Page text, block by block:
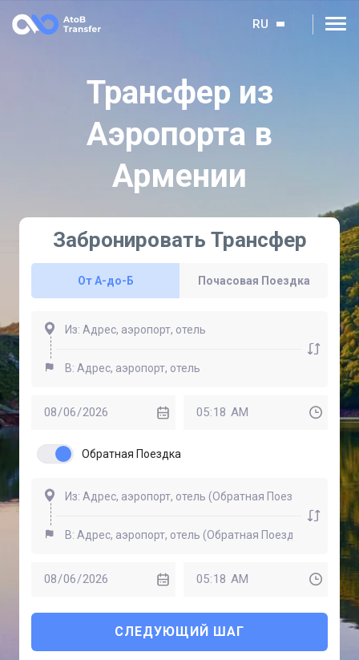
RU
Трансфер из
Аэропорта в
Армении
Забронировать Трансфер
От A-до-Б Почасовая Поездка
Обратная Поездка
СЛЕДУЮЩИЙ ШАГ